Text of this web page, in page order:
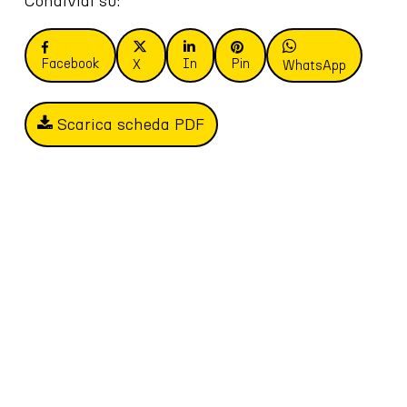
Facebook X In Pin WhatsApp
Scarica scheda PDF